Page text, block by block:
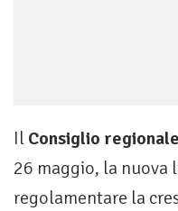
Il Consiglio regionale
26 maggio, la nuova
regolamentare la